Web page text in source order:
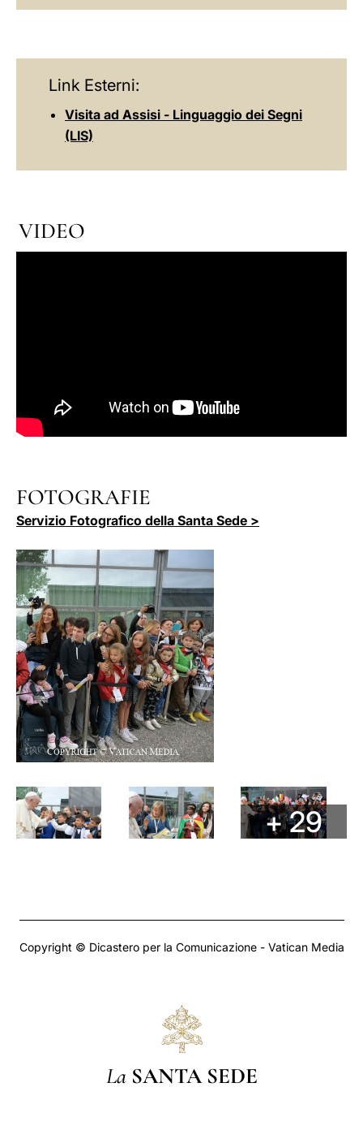
Link Esterni:
Visita ad Assisi - Linguaggio dei Segni
(LIS)
VIDEO
FOTOGRAFIE
Servizio Fotografico della Santa Sede >
+ 29
Copyright © Dicastero per la Comunicazione - Vatican Media
La SANTA SEDE